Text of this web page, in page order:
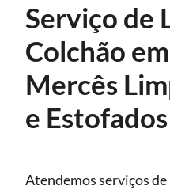
Serviço de
Colchão
Mercês
e Estofados
Atendemos serviços de